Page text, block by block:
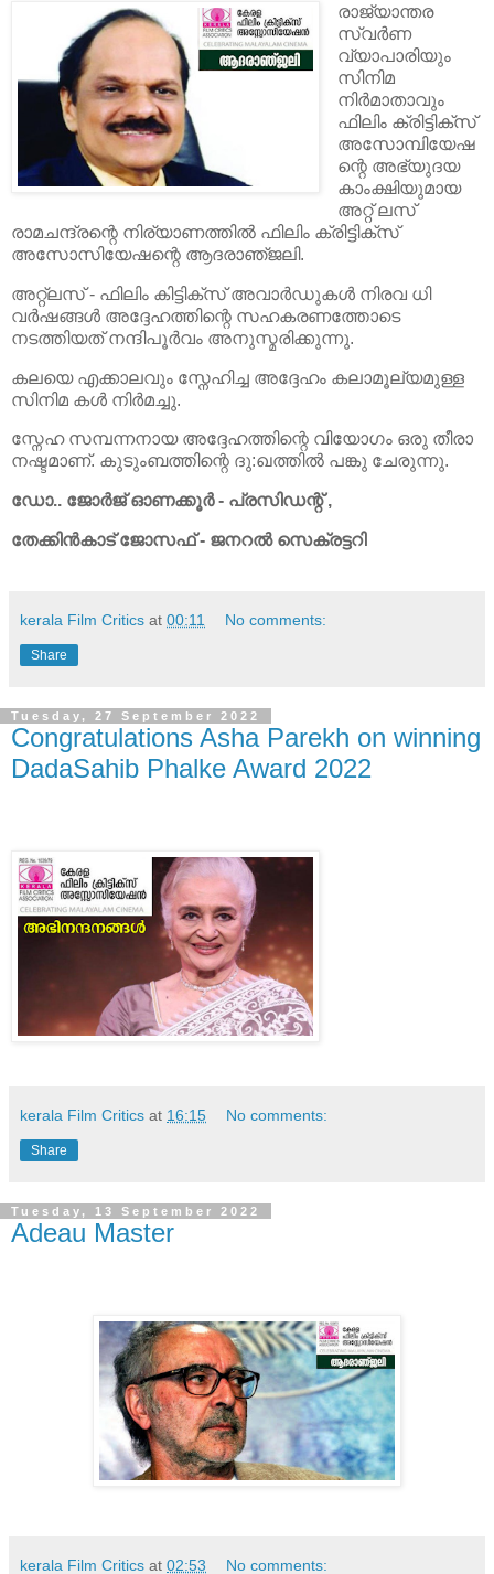
രാജ്യാന്തര
സ്വർണ
വ്യാപാരിയും
സിനിമ
നിർമാതാവും
ഫിലിം ക്രിട്ടിക്സ്
അസോമ്പിയേഷ
ന്റെ അഭ്യുദയ
കാംക്ഷിയുമായ
അറ്റ് ലസ്
രാമചന്ദ്രന്റെ നിര്യാണത്തിൽ ഫിലിം ക്രിട്ടിക്സ്
അസോസിയേഷന്റെ ആദരാഞ്‌ജലി.
അറ്റ്ലസ് - ഫിലിം കിട്ടിക്സ് അവാർഡുകൾ നിരവ ധി
വർഷങ്ങൾ അദ്ദേഹത്തിന്റെ സഹകരണത്തോടെ
നടത്തിയത് നന്ദിപൂർവം അനുസ്മരിക്കുന്നു.
കലയെ എക്കാലവും സ്നേഹിച്ച അദ്ദേഹം കലാമൂല്യമുള്ള
സിനിമ കൾ നിർമച്ചു.
സ്നേഹ സമ്പന്നനായ അദ്ദേഹത്തിന്റെ വിയോഗം ഒരു തീരാ
നഷ്ടമാണ്. കുടുംബത്തിന്റെ ദു:ഖത്തിൽ പങ്കു ചേരുന്നു.
ഡോ.. ജോർജ് ഓണക്കൂർ - പ്രസിഡന്റ് ,
തേക്കിൻകാട് ജോസഫ് - ജനറൽ സെക്രട്ടറി
kerala Film Critics at 00:11 No comments:
Share
Tuesday, 27 September 2022
Congratulations Asha Parekh on winning
DadaSahib Phalke Award 2022
kerala Film Critics at 16:15 No comments:
Share
Tuesday, 13 September 2022
Adeau Master
kerala Film Critics at 02:53 No comments: